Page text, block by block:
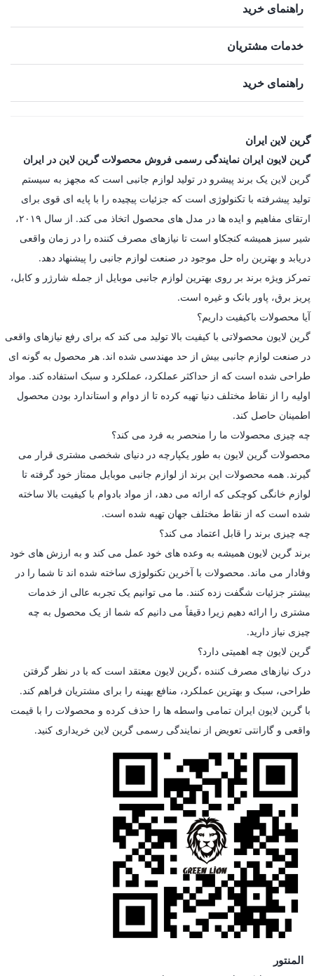
راهنمای خرید
خدمات مشتریان
راهنمای خرید
گرین لاین ایران
گرین لایون ایران نمایندگی رسمی فروش محصولات گرین لاین در ایران
گرین لاین یک برند پیشرو در تولید لوازم جانبی است که مجهز به سیستم
تولید پیشرفته با تکنولوژی است که جزئیات پیچیده را با پایه ای قوی برای
ارتقای مفاهیم و ایده ها در مدل های محصول اتخاذ می کند. از سال ۲۰۱۹،
شیر سبز همیشه کنجکاو است تا نیازهای مصرف کننده را در زمان واقعی
دریابد و بهترین راه حل موجود در صنعت لوازم جانبی را پیشنهاد دهد.
تمرکز ویژه برند بر روی بهترین لوازم جانبی موبایل از جمله شارژر و کابل،
پریز برق، پاور بانک و غیره است.
آیا محصولات باکیفیت داریم؟
گرین لایون محصولاتی با کیفیت بالا تولید می کند که برای رفع نیازهای واقعی
در صنعت لوازم جانبی بیش از حد مهندسی شده اند. هر محصول به گونه ای
طراحی شده است که از حداکثر عملکرد، عملکرد و سبک استفاده کند. مواد
اولیه را از نقاط مختلف دنیا تهیه کرده تا از دوام و استاندارد بودن محصول
اطمینان حاصل کند.
چه چیزی محصولات ما را منحصر به فرد می کند؟
محصولات گرین لایون به طور یکپارچه در دنیای شخصی مشتری قرار می
گیرند. همه محصولات این برند از لوازم جانبی موبایل ممتاز خود گرفته تا
لوازم خانگی کوچکی که ارائه می دهد، از مواد بادوام با کیفیت بالا ساخته
شده است که از نقاط مختلف جهان تهیه شده است.
چه چیزی برند را قابل اعتماد می کند؟
برند گرین لایون همیشه به وعده های خود عمل می کند و به ارزش های خود
وفادار می ماند. محصولات با آخرین تکنولوژی ساخته شده اند تا شما را در
بیشتر جزئیات شگفت زده کنند. ما می توانیم یک تجربه عالی از خدمات
مشتری را ارائه دهیم زیرا دقیقاً می دانیم که شما از یک محصول به چه
چیزی نیاز دارید.
گرین لایون چه اهمیتی دارد؟
درک نیازهای مصرف کننده ،گرین لایون معتقد است که با در نظر گرفتن
طراحی، سبک و بهترین عملکرد، منافع بهینه را برای مشتریان فراهم کند.
با گرین لایون ایران تمامی واسطه ها را حذف کرده و محصولات را با قیمت
واقعی و گارانتی تعویض از نمایندگی رسمی گرین لاین خریداری کنید.
المنتور